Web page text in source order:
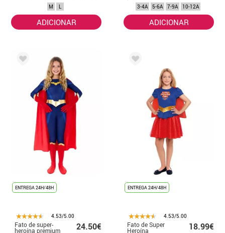
M L
ADICIONAR
3-4A 5-6A 7-9A 10-12A
ADICIONAR
ENTREGA 24H/48H
4.53/5.00
Fato de super-
heroína premium 24.50€
ENTREGA 24H/48H
4.53/5.00
Fato de Super
Heroína 18.99€